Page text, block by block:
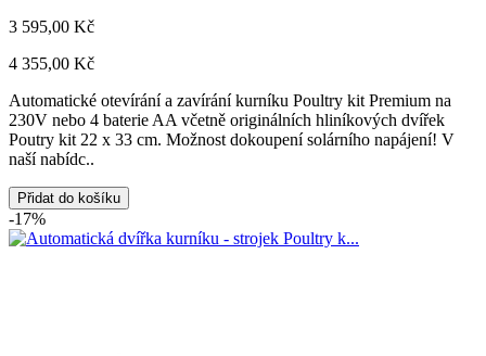
3 595,00 Kč
4 355,00 Kč
Automatické otevírání a zavírání kurníku Poultry kit Premium na
230V nebo 4 baterie AA včetně originálních hliníkových dvířek
Poutry kit 22 x 33 cm. Možnost dokoupení solárního napájení! V
naší nabídc..
Přidat do košíku
-17%